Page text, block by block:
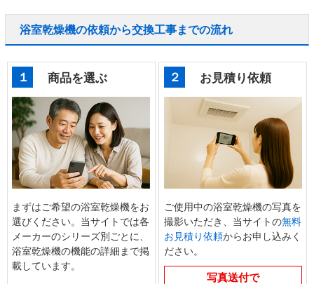
浴室乾燥機の依頼から交換工事までの流れ
１ 商品を選ぶ
まずはご希望の浴室乾燥機をお
選びください。当サイトでは各
メーカーのシリーズ別ごとに、
浴室乾燥機の機能の詳細まで掲
載しています。
２ お見積り依頼
ご使用中の浴室乾燥機の写真を
撮影いただき、当サイトの無料
お見積り依頼からお申し込みく
ださい。
写真送付で